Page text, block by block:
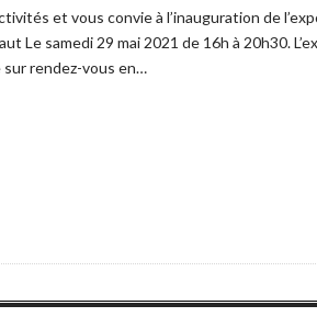
et vous convie à l’inauguration de
Le samedi 29 mai 2021 de 16h à 20h30.
sur rendez-vous en…